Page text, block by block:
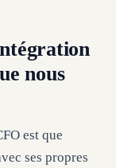
nous
est que
ses propres